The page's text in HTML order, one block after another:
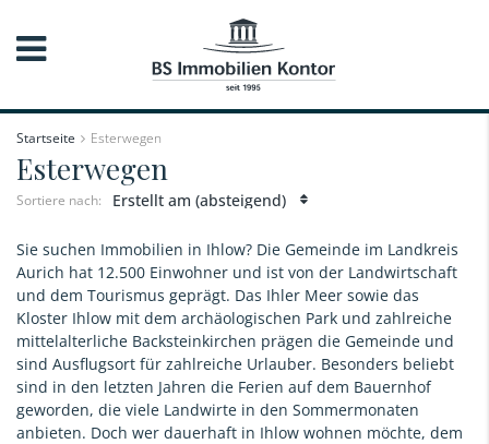
Startseite Esterwegen
Esterwegen
Sortiere nach: Erstellt am (absteigend)
Sie suchen Immobilien in Ihlow? Die Gemeinde im Landkreis
Aurich hat 12.500 Einwohner und ist von der Landwirtschaft
und dem Tourismus geprägt. Das Ihler Meer sowie das
Kloster Ihlow mit dem archäologischen Park und zahlreiche
mittelalterliche Backsteinkirchen prägen die Gemeinde und
sind Ausflugsort für zahlreiche Urlauber. Besonders beliebt
sind in den letzten Jahren die Ferien auf dem Bauernhof
geworden, die viele Landwirte in den Sommermonaten
anbieten. Doch wer dauerhaft in Ihlow wohnen möchte, dem